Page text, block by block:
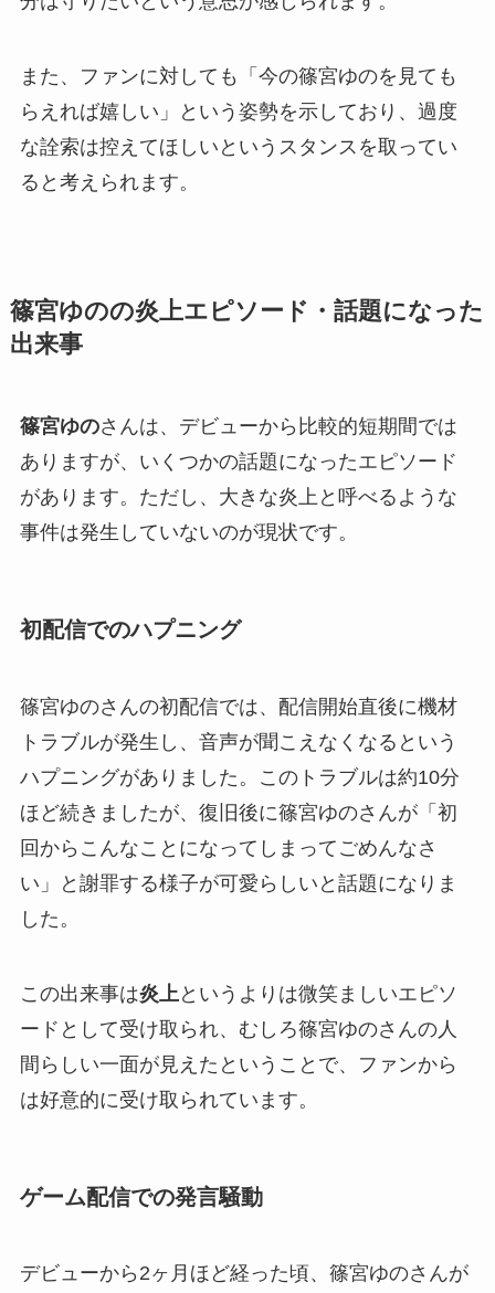
また、ファンに対しても「今の篠宮ゆのを見ても
らえれば嬉しい」という姿勢を示しており、過度
な詮索は控えてほしいというスタンスを取ってい
ると考えられます。
篠宮ゆのの炎上エピソード・話題になった
出来事
篠宮ゆのさんは、デビューから比較的短期間では
ありますが、いくつかの話題になったエピソード
があります。ただし、大きな炎上と呼べるような
事件は発生していないのが現状です。
初配信でのハプニング
篠宮ゆのさんの初配信では、配信開始直後に機材
トラブルが発生し、音声が聞こえなくなるという
ハプニングがありました。このトラブルは約10分
ほど続きましたが、復旧後に篠宮ゆのさんが「初
回からこんなことになってしまってごめんなさ
い」と謝罪する様子が可愛らしいと話題になりま
した。
この出来事は炎上 というよりは微笑ましいエピソ
ードとして受け取られ、むしろ篠宮ゆのさんの人
間らしい一面が見えたということで、ファンから
は好意的に受け取られています。
ゲーム配信での発言騒動
デビューから2ヶ月ほど経った頃、篠宮ゆのさんが